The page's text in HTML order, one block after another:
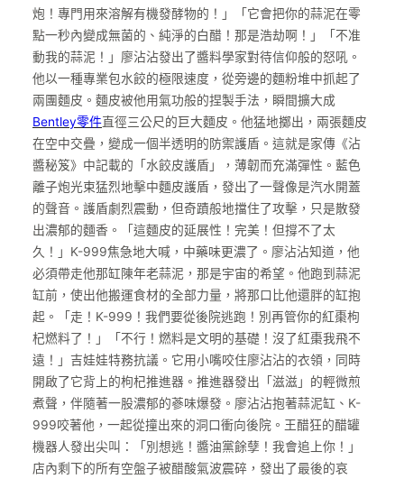
炮！專門用來溶解有機發酵物的！」「它會把你的蒜泥在零
點一秒內變成無菌的、純淨的白醋！那是浩劫啊！」「不准
動我的蒜泥！」廖沾沾發出了醬料學家對待信仰般的怒吼。
他以一種專業包水餃的極限速度，從旁邊的麵粉堆中抓起了
兩團麵皮。麵皮被他用氣功般的捏製手法，瞬間擴大成
Bentley零件直徑三公尺的巨大麵皮。他猛地擲出，兩張麵皮
在空中交疊，變成一個半透明的防禦護盾。這就是家傳《沾
醬秘笈》中記載的「水餃皮護盾」，薄韌而充滿彈性。藍色
離子炮光束猛烈地擊中麵皮護盾，發出了一聲像是汽水開蓋
的聲音。護盾劇烈震動，但奇蹟般地擋住了攻擊，只是散發
出濃郁的麵香。「這麵皮的延展性！完美！但撐不了太
久！」K-999焦急地大喊，中藥味更濃了。廖沾沾知道，他
必須帶走他那缸陳年老蒜泥，那是宇宙的希望。他跑到蒜泥
缸前，使出他搬運食材的全部力量，將那口比他還胖的缸抱
起。「走！K-999！我們要從後院逃跑！別再管你的紅棗枸
杞燃料了！」「不行！燃料是文明的基礎！沒了紅棗我飛不
遠！」吉娃娃特務抗議。它用小嘴咬住廖沾沾的衣領，同時
開啟了它背上的枸杞推進器。推進器發出「滋滋」的輕微煎
煮聲，伴隨著一股濃郁的蔘味爆發。廖沾沾抱著蒜泥缸、K-
999咬著他，一起從撞出來的洞口衝向後院。王醋狂的醋罐
機器人發出尖叫：「別想逃！醬油黨餘孽！我會追上你！」
店內剩下的所有空盤子被醋酸氣波震碎，發出了最後的哀